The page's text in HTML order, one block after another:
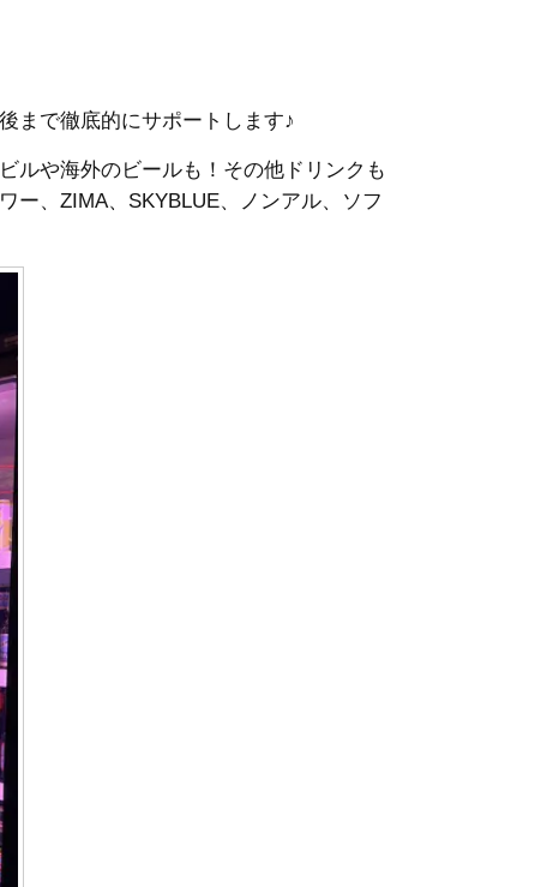
まで徹底的にサポートします♪
ルや海外のビールも！その他ドリンクも
ー、ZIMA、SKYBLUE、ノンアル、ソフ